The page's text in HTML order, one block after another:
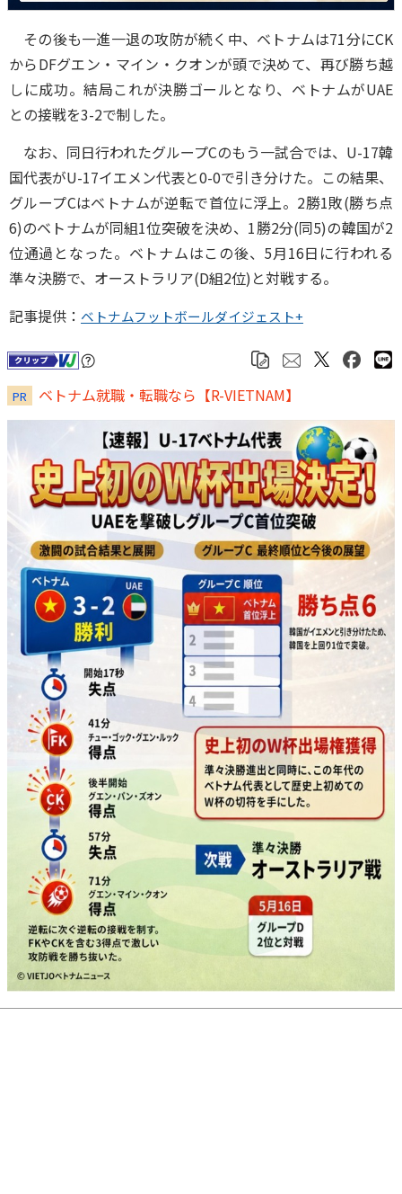
その後も一進一退の攻防が続く中、ベトナムは71分にCK
からDFグエン・マイン・クオンが頭で決めて、再び勝ち越
しに成功。結局これが決勝ゴールとなり、ベトナムがUAE
との接戦を3-2で制した。
なお、同日行われたグループCのもう一試合では、U-17韓
国代表がU-17イエメン代表と0-0で引き分けた。この結果、
グループCはベトナムが逆転で首位に浮上。2勝1敗(勝ち点
6)のベトナムが同組1位突破を決め、1勝2分(同5)の韓国が2
位通過となった。ベトナムはこの後、5月16日に行われる
準々決勝で、オーストラリア(D組2位)と対戦する。
記事提供： ベトナムフットボールダイジェスト+
PR ベトナム就職・転職なら【R-VIETNAM】